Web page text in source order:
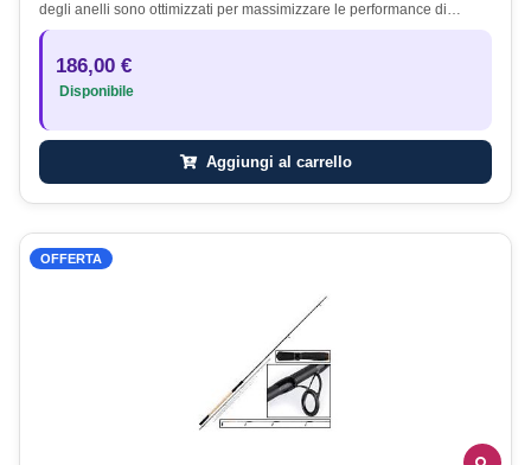
degli anelli sono ottimizzati per massimizzare le performance di…
186,00 €
Disponibile
Aggiungi al carrello
OFFERTA